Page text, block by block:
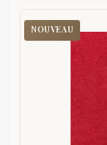
NOUVEAU